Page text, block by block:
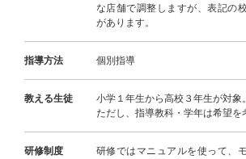
な店舗で調整しますが、表記の
があります。
指導方法 個別指導
教える生徒
小学１年生から高校３年生が対象。
ただし、指導教科・学年は希望を
研修制度
研修ではマニュアルを使って、